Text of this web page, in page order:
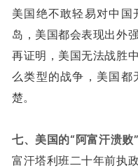
美国绝不敢轻易对中国
岛，美国都会表现出外
再证明，美国无法战胜
么类型的战争，美国都
楚。
七、美国的“阿富汗溃败
富汗塔利班二十年前执